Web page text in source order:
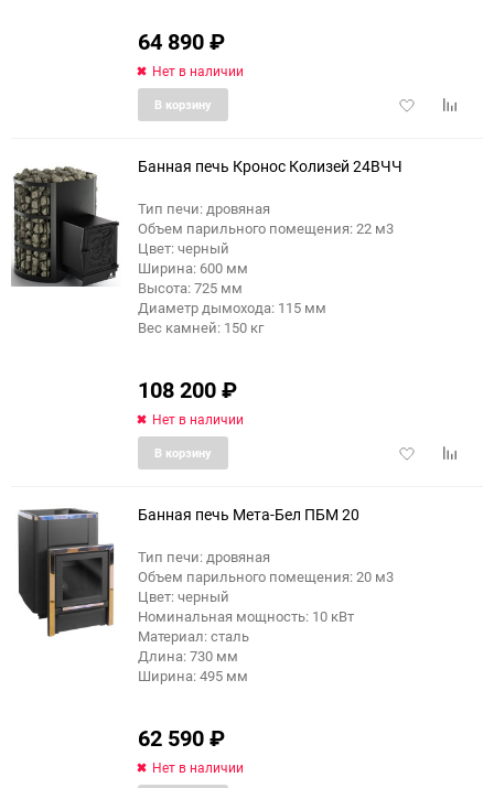
64 890₽
Нет в наличии
Добавить
В корзину
Банная печь Кронос Колизей 24ВЧЧ
Тип печи: дровяная
Объем парильного помещения: 22 м3
Цвет: черный
Ширина: 600 мм
Высота: 725 мм
Диаметр дымохода: 115 мм
Вес камней: 150 кг
108 200₽
Нет в наличии
Добавить
В корзину
Банная печь Мета-Бел ПБМ 20
Тип печи: дровяная
Объем парильного помещения: 20 м3
Цвет: черный
Номинальная мощность: 10 кВт
Материал: сталь
Длина: 730 мм
Ширина: 495 мм
62 590₽
Нет в наличии